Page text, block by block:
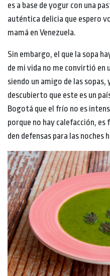
es a base de yogur con una
auténtica delicia que espero
mamá en Venezuela.
Sin embargo, el que la sopa
de mi vida no me convirtió en
siendo un amigo de las sopas,
descubierto que este es un
Bogotá que el frío no es
porque no hay calefacción,
den defensas para las noches